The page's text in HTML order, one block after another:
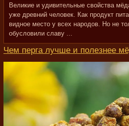
Великие и удивительные свойства
уже древний человек. Как продукт
видное место у всех народов. Но не
обусловили славу ...
Чем перга лучше и полезнее